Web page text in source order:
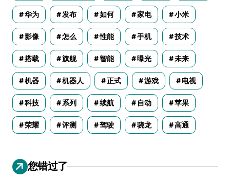
华为 发布 如何 家电 小米
影像 怎么 性能 手机 技术
搭载 旗舰 智能 曝光 未来
机器 机器人 正式 游戏 电视
科技 系列 续航 自动 苹果
荣耀 评测 驾驶 骁龙 高通
您错过了